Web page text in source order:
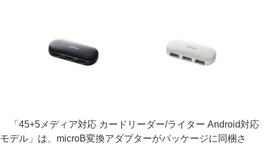
「45+5メディア対応 カードリーダー/ライター Android対応
モデル」は、microB変換アダプターがパッケージに同梱さ